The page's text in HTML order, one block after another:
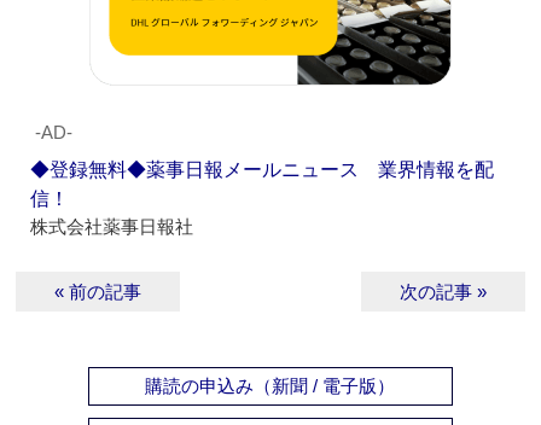
‐AD‐
◆登録無料◆薬事日報メールニュース 業界情報を配
信！
株式会社薬事日報社
« 前の記事 次の記事 »
購読の申込み（新聞 / 電子版）